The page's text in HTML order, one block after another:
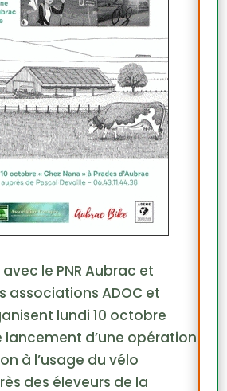
le PNR Aubrac et
associations ADOC et
lundi 10 octobre
lancement d’une opération
à l’usage du vélo
des éleveurs de la